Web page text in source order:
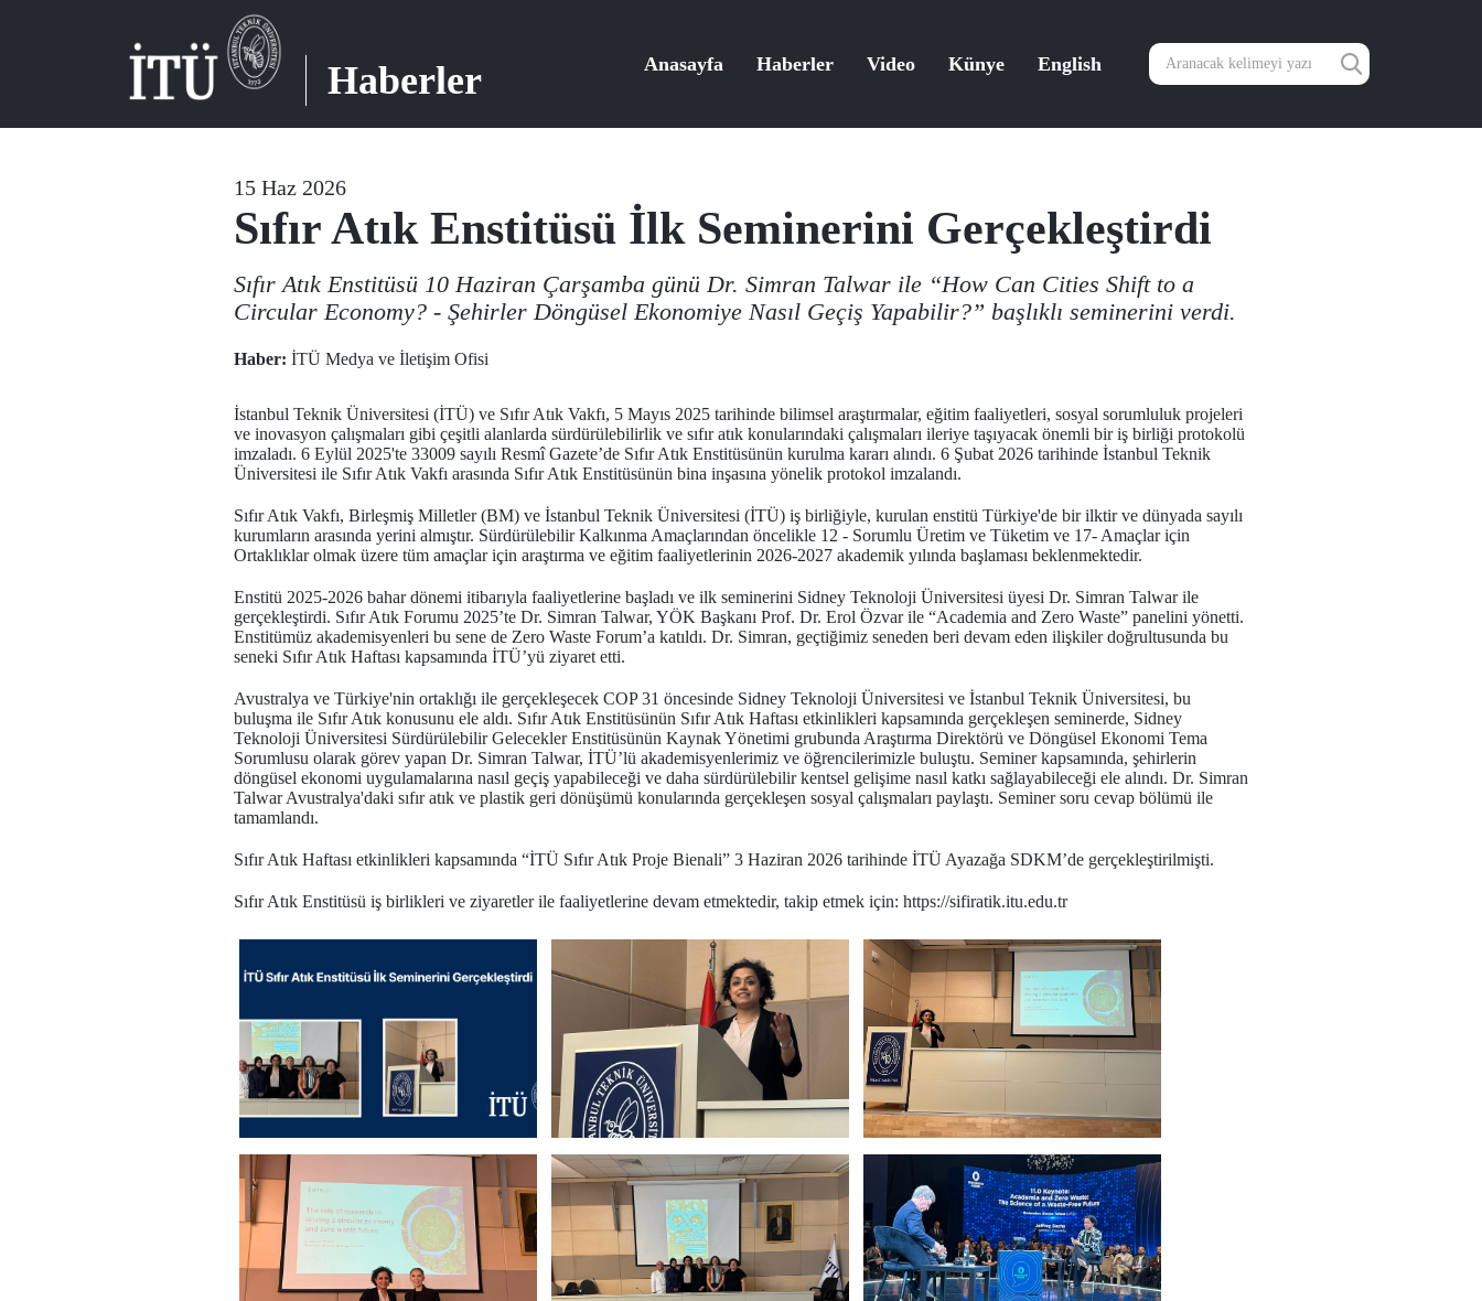
Haberler Anasayfa Haberler Video Künye English
15 Haz 2026
Sıfır Atık Enstitüsü İlk Seminerini Gerçekleştirdi
Sıfır Atık Enstitüsü 10 Haziran Çarşamba günü Dr. Simran Talwar ile “How Can Cities Shift to a
Circular Economy? - Şehirler Döngüsel Ekonomiye Nasıl Geçiş Yapabilir?” başlıklı seminerini verdi.
Haber: İTÜ Medya ve İletişim Ofisi
İstanbul Teknik Üniversitesi (İTÜ) ve Sıfır Atık Vakfı, 5 Mayıs 2025 tarihinde bilimsel araştırmalar, eğitim faaliyetleri, sosyal sorumluluk projeleri
ve inovasyon çalışmaları gibi çeşitli alanlarda sürdürülebilirlik ve sıfır atık konularındaki çalışmaları ileriye taşıyacak önemli bir iş birliği protokolü
imzaladı. 6 Eylül 2025'te 33009 sayılı Resmî Gazete’de Sıfır Atık Enstitüsünün kurulma kararı alındı. 6 Şubat 2026 tarihinde İstanbul Teknik
Üniversitesi ile Sıfır Atık Vakfı arasında Sıfır Atık Enstitüsünün bina inşasına yönelik protokol imzalandı.
Sıfır Atık Vakfı, Birleşmiş Milletler (BM) ve İstanbul Teknik Üniversitesi (İTÜ) iş birliğiyle, kurulan enstitü Türkiye'de bir ilktir ve dünyada sayılı
kurumların arasında yerini almıştır. Sürdürülebilir Kalkınma Amaçlarından öncelikle 12 - Sorumlu Üretim ve Tüketim ve 17- Amaçlar için
Ortaklıklar olmak üzere tüm amaçlar için araştırma ve eğitim faaliyetlerinin 2026-2027 akademik yılında başlaması beklenmektedir.
Enstitü 2025-2026 bahar dönemi itibarıyla faaliyetlerine başladı ve ilk seminerini Sidney Teknoloji Üniversitesi üyesi Dr. Simran Talwar ile
gerçekleştirdi. Sıfır Atık Forumu 2025’te Dr. Simran Talwar, YÖK Başkanı Prof. Dr. Erol Özvar ile “Academia and Zero Waste” panelini yönetti.
Enstitümüz akademisyenleri bu sene de Zero Waste Forum’a katıldı. Dr. Simran, geçtiğimiz seneden beri devam eden ilişkiler doğrultusunda bu
seneki Sıfır Atık Haftası kapsamında İTÜ’yü ziyaret etti.
Avustralya ve Türkiye'nin ortaklığı ile gerçekleşecek COP 31 öncesinde Sidney Teknoloji Üniversitesi ve İstanbul Teknik Üniversitesi, bu
buluşma ile Sıfır Atık konusunu ele aldı. Sıfır Atık Enstitüsünün Sıfır Atık Haftası etkinlikleri kapsamında gerçekleşen seminerde, Sidney
Teknoloji Üniversitesi Sürdürülebilir Gelecekler Enstitüsünün Kaynak Yönetimi grubunda Araştırma Direktörü ve Döngüsel Ekonomi Tema
Sorumlusu olarak görev yapan Dr. Simran Talwar, İTÜ’lü akademisyenlerimiz ve öğrencilerimizle buluştu. Seminer kapsamında, şehirlerin
döngüsel ekonomi uygulamalarına nasıl geçiş yapabileceği ve daha sürdürülebilir kentsel gelişime nasıl katkı sağlayabileceği ele alındı. Dr. Simran
Talwar Avustralya'daki sıfır atık ve plastik geri dönüşümü konularında gerçekleşen sosyal çalışmaları paylaştı. Seminer soru cevap bölümü ile
tamamlandı.
Sıfır Atık Haftası etkinlikleri kapsamında “İTÜ Sıfır Atık Proje Bienali” 3 Haziran 2026 tarihinde İTÜ Ayazağa SDKM’de gerçekleştirilmişti.
Sıfır Atık Enstitüsü iş birlikleri ve ziyaretler ile faaliyetlerine devam etmektedir, takip etmek için: https://sifiratik.itu.edu.tr